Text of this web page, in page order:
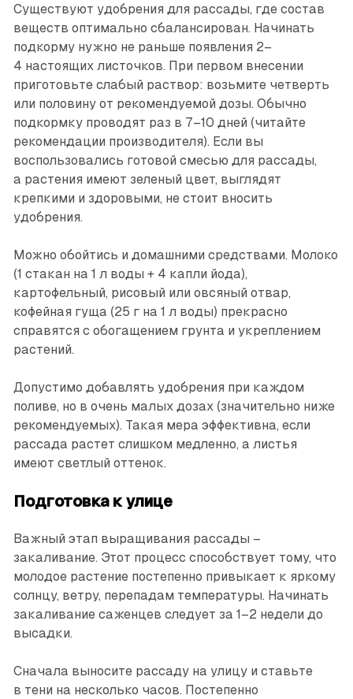
Существуют удобрения для рассады, где состав
веществ оптимально сбалансирован. Начинать
подкорму нужно не раньше появления 2–
4 настоящих листочков. При первом внесении
приготовьте слабый раствор: возьмите четверть
или половину от рекомендуемой дозы. Обычно
подкормку проводят раз в 7–10 дней (читайте
рекомендации производителя). Если вы
воспользовались готовой смесью для рассады,
а растения имеют зеленый цвет, выглядят
крепкими и здоровыми, не стоит вносить
удобрения.
Можно обойтись и домашними средствами. Молоко
(1 стакан на 1 л воды + 4 капли йода),
картофельный, рисовый или овсяный отвар,
кофейная гуща (25 г на 1 л воды) прекрасно
справятся с обогащением грунта и укреплением
растений.
Допустимо добавлять удобрения при каждом
поливе, но в очень малых дозах (значительно ниже
рекомендуемых). Такая мера эффективна, если
рассада растет слишком медленно, а листья
имеют светлый оттенок.
Подготовка к улице
Важный этап выращивания рассады –
закаливание. Этот процесс способствует тому, что
молодое растение постепенно привыкает к яркому
солнцу, ветру, перепадам температуры. Начинать
закаливание саженцев следует за 1–2 недели до
высадки.
Сначала выносите рассаду на улицу и ставьте
в тени на несколько часов. Постепенно